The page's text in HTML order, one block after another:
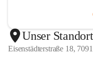
Unser Standort
Eisenstädterstraße 18,